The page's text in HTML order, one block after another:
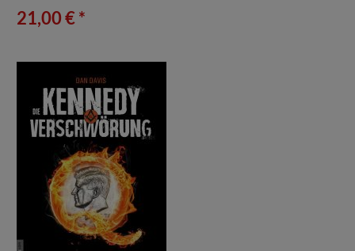
21,00 € *